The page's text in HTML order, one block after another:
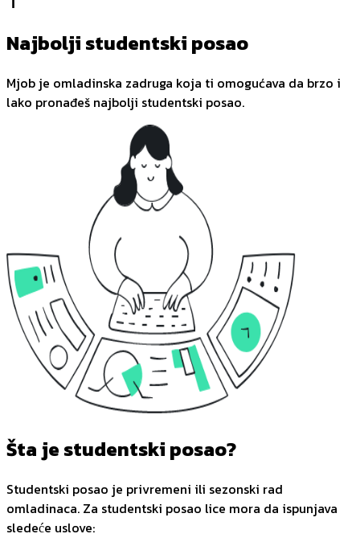
Najbolji studentski posao
Mjob je omladinska zadruga koja ti omogućava da brzo i
lako pronađeš najbolji studentski posao.
Šta je studentski posao?
Studentski posao je privremeni ili sezonski rad
omladinaca. Za studentski posao lice mora da ispunjava
sledeće uslove: